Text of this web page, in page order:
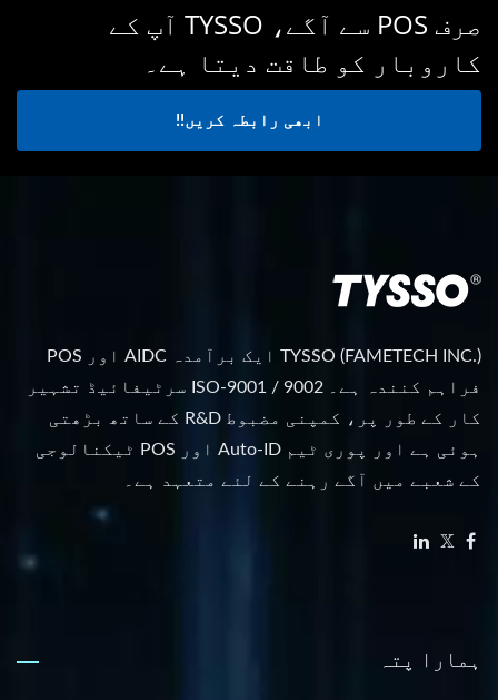
صرف POS سے آگے، TYSSO آپ کے
کاروبار کو طاقت دیتا ہے۔
ابھی رابطہ کریں!!
TYSSO (FAMETECH INC.) ایک برآمدہ AIDC اور POS
فراہم کنندہ ہے۔ ISO-9001 / 9002 سرٹیفائیڈ تشہیر
کار کے طور پر، کمپنی مضبوط R&D کے ساتھ بڑھتی
ہوئی ہے اور پوری ٹیم Auto-ID اور POS ٹیکنالوجی
کے شعبے میں آگے رہنے کے لئے متعہد ہے۔
ہمارا پتہ